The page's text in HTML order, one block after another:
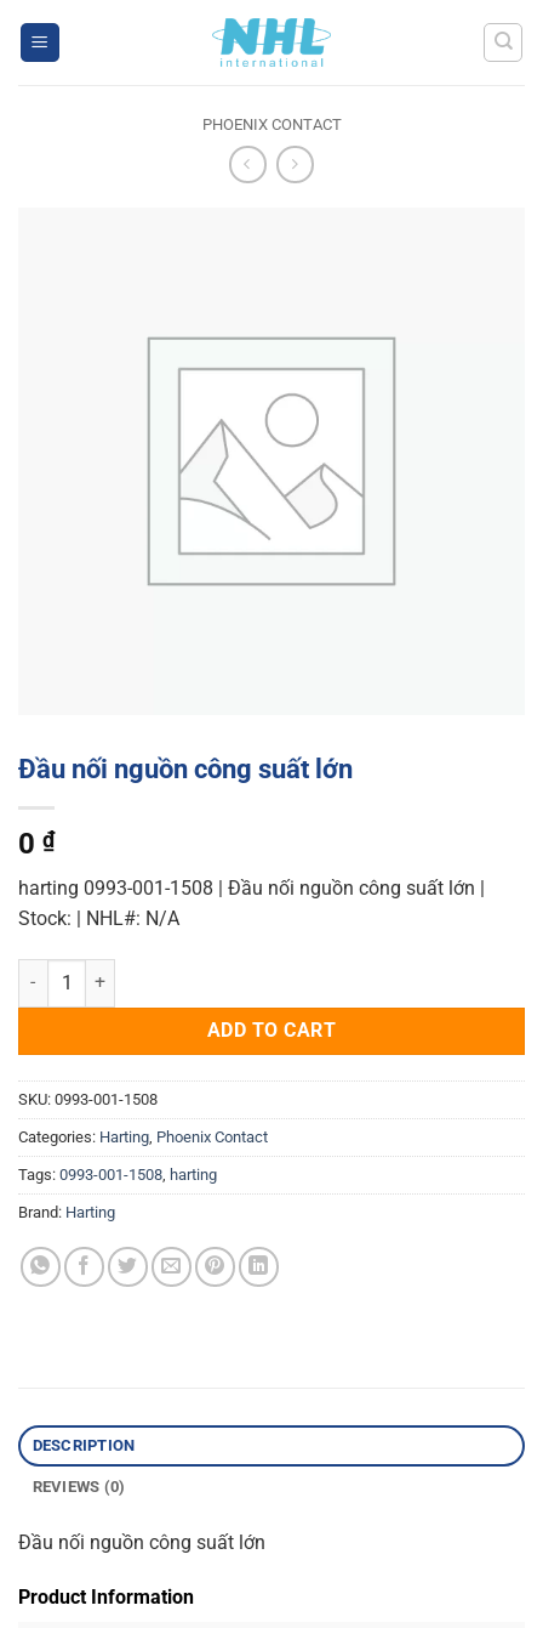
PHOENIX CONTACT
Đầu nối nguồn công suất lớn
0 ₫
harting 0993-001-1508 | Đầu nối nguồn công suất lớn |
Stock: | NHL#: N/A
Đầu nối nguồn công suất lớn quantity
ADD TO CART
SKU: 0993-001-1508
Categories: Harting Phoenix Contact
Tags: 0993-001-1508 harting
Brand: Harting
DESCRIPTION
REVIEWS (0)
Đầu nối nguồn công suất lớn
Product Information